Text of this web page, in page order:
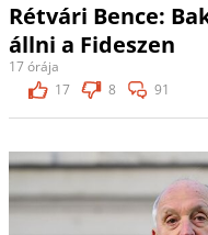
Rétvári Bence:
állni a Fideszen
17 órája
17
8 91